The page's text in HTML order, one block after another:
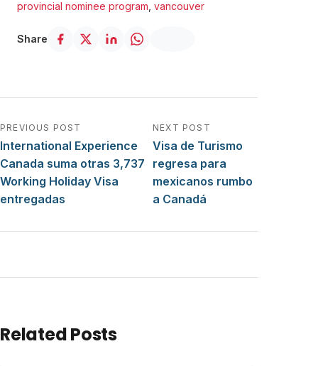
provincial nominee program vancouver
Share
Navegación de entradas
PREVIOUS POST
International Experience
Canada suma otras 3,737
Working Holiday Visa
entregadas
NEXT POST
Visa de Turismo
regresa para
mexicanos rumbo
a Canadá
Related Posts